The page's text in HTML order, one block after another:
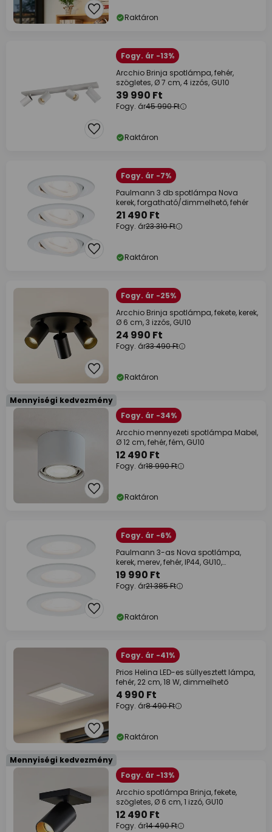
Raktáron
Fogy. ár -13%
Arcchio Brinja spotlámpa, fehér,
szögletes, Ø 7 cm, 4 izzós, GU10
39 990 Ft
Fogy. ár45 990 Ft
Raktáron
Fogy. ár -7%
Paulmann 3 db spotlámpa Nova
kerek, forgatható/dimmelhető, fehér
21 490 Ft
Fogy. ár23 310 Ft
Raktáron
Fogy. ár -25%
Arcchio Brinja spotlámpa, fekete, kerek,
Ø 6 cm, 3 izzós, GU10
24 990 Ft
Fogy. ár33 490 Ft
Raktáron
Mennyiségi kedvezmény
Fogy. ár -34%
Arcchio mennyezeti spotlámpa Mabel,
Ø 12 cm, fehér, fém, GU10
12 490 Ft
Fogy. ár18 990 Ft
Raktáron
Fogy. ár -6%
Paulmann 3-as Nova spotlámpa,
kerek, merev, fehér, IP44, GU10,
dimmelhető
19 990 Ft
Fogy. ár21 385 Ft
Raktáron
Fogy. ár -41%
Prios Helina LED-es süllyesztett lámpa,
fehér, 22 cm, 18 W, dimmelhető
4 990 Ft
Fogy. ár8 490 Ft
Raktáron
Mennyiségi kedvezmény
Fogy. ár -13%
Arcchio spotlámpa Brinja, fekete,
szögletes, Ø 6 cm, 1 izzó, GU10
12 490 Ft
Fogy. ár14 490 Ft